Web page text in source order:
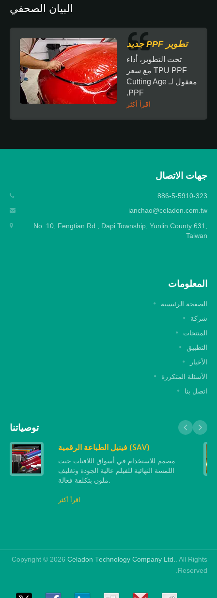
البيان الصحفي
تطوير PPF جديد
تحت التطوير، أداء
TPU PPF مع سعر
معقول لـ Cutting Age
PPF.
اقرأ أكثر
جهات الاتصال
886-5-5910-323
ianchao@celadon.com.tw
No. 10, Fengtian Rd., Dapi Township, Yunlin County 631,
Taiwan
المعلومات
الصفحة الرئيسية
شركة
المنتجات
التطبيق
الأخبار
الأسئلة المتكررة
اتصل بنا
توصياتنا
فينيل الطباعة الرقمية (SAV)
مصمم للاستخدام في أسواق اللافتات حيث
اللمسة النهائية للفيلم عالية الجودة وتغليف
اقرأ أكثر
Copyright © 2026 Celadon Technology Company Ltd.. All Rights
Reserved.